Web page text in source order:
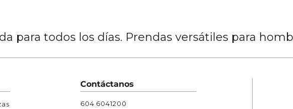
para todos los días. Prendas versátiles para
Contáctanos
604 6041200